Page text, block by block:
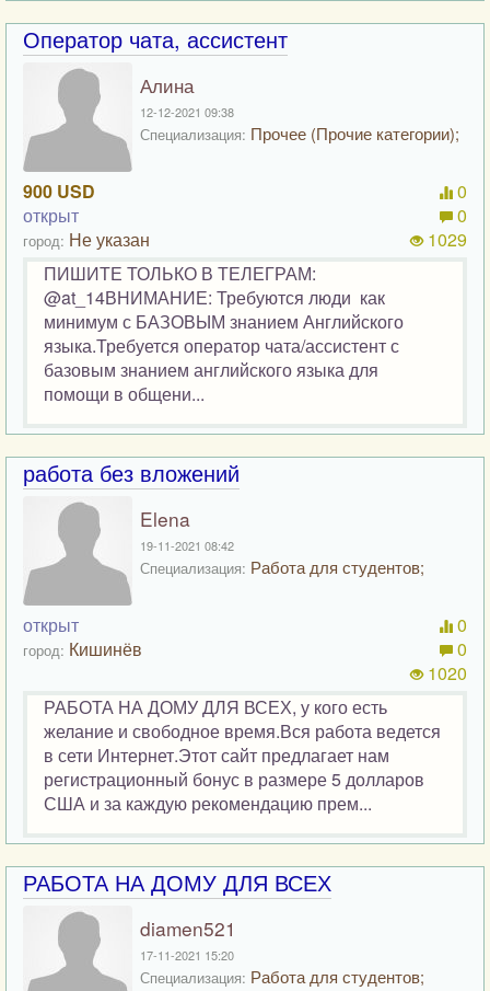
Оператор чата, ассистент
Алина
12-12-2021 09:38
Специализация: Прочее (Прочие категории);
900 USD
открыт
город: Не указан
0
0
1029
ПИШИТЕ ТОЛЬКО В ТЕЛЕГРАМ:
@at_14ВНИМАНИЕ: Требуются люди как
минимум с БАЗОВЫМ знанием Английского
языка.Требуется оператор чата/ассистент с
базовым знанием английского языка для
помощи в общени...
работа без вложений
Elena
19-11-2021 08:42
Специализация: Работа для студентов;
открыт
город: Кишинёв
0
0
1020
РАБОТА НА ДОМУ ДЛЯ ВСЕХ, у кого есть
желание и свободное время.Вся работа ведется
в сети Интернет.Этот сайт предлагает нам
регистрационный бонус в размере 5 долларов
США и за каждую рекомендацию прем...
РАБОТА НА ДОМУ ДЛЯ ВСЕХ
diamen521
17-11-2021 15:20
Специализация: Работа для студентов;